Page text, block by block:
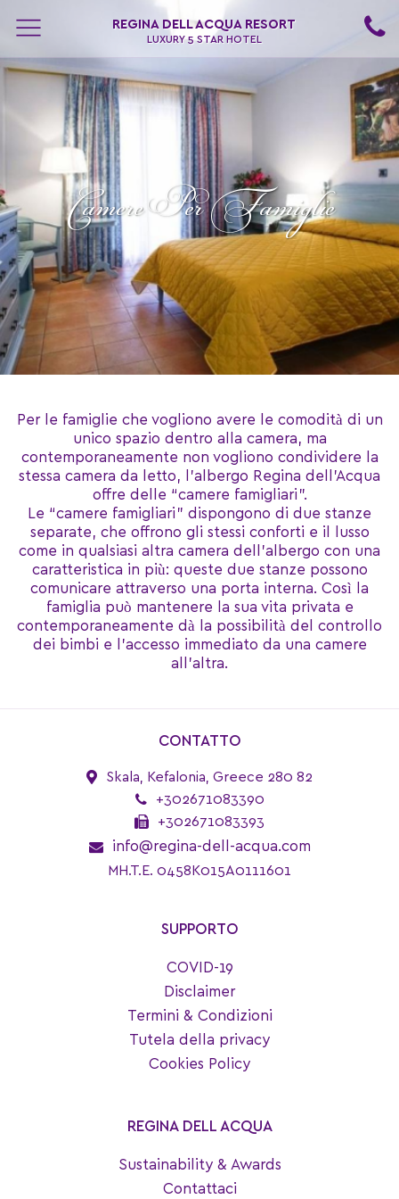
REGINA DELL ACQUA RESORT
LUXURY 5 STAR HOTEL
Camere Per Famiglie
Per le famiglie che vogliono avere le comodità di un
unico spazio dentro alla camera, ma
contemporaneamente non vogliono condividere la
stessa camera da letto, l’albergo Regina dell’Acqua
offre delle “camere famigliari”.
Le “camere famigliari” dispongono di due stanze
separate, che offrono gli stessi conforti e il lusso
come in qualsiasi altra camera dell’albergo con una
caratteristica in più: queste due stanze possono
comunicare attraverso una porta interna. Così la
famiglia può mantenere la sua vita privata e
contemporaneamente dà la possibilità del controllo
dei bimbi e l’accesso immediato da una camere
all’altra.
CONTATTO
Skala, Kefalonia, Greece 280 82
+302671083390
+302671083393
info@regina-dell-acqua.com
MH.T.E. 0458K015A0111601
SUPPORTO
COVID-19
Disclaimer
Termini & Condizioni
Tutela della privacy
Cookies Policy
REGINA DELL ACQUA
Sustainability & Awards
Contattaci